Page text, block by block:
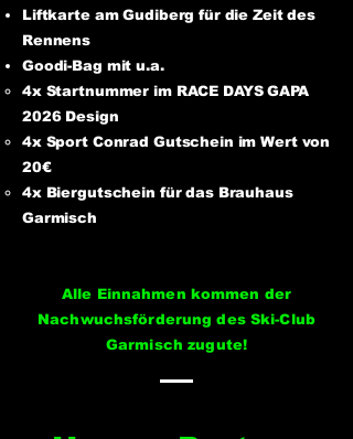
Liftkarte am Gudiberg für die Zeit des
Rennens
Goodi-Bag mit u.a.
4x Startnummer im RACE DAYS GAPA
2026 Design
4x Sport Conrad Gutschein im Wert von
20€
4x Biergutschein für das Brauhaus
Garmisch
Alle Einnahmen kommen der
Nachwuchsförderung des Ski-Club
Garmisch zugute!